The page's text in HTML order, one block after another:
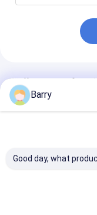
推薦されたプロダ
Barry
Good day, what